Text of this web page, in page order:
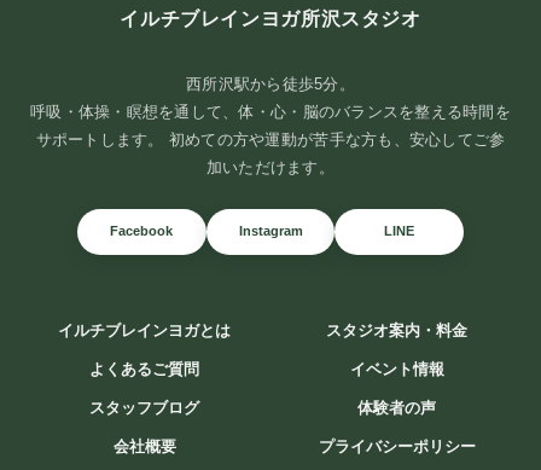
イルチブレインヨガ所沢スタジオ
西所沢駅から徒歩5分。
呼吸・体操・瞑想を通して、体・心・脳のバランスを整える時間を
サポートします。 初めての方や運動が苦手な方も、安心してご参
加いただけます。
Facebook Instagram LINE
イルチブレインヨガとは スタジオ案内・料金
よくあるご質問 イベント情報
スタッフブログ 体験者の声
会社概要 プライバシーポリシー
イルチブレインヨガでは、ただ体を動かすだけではなく、「脳教